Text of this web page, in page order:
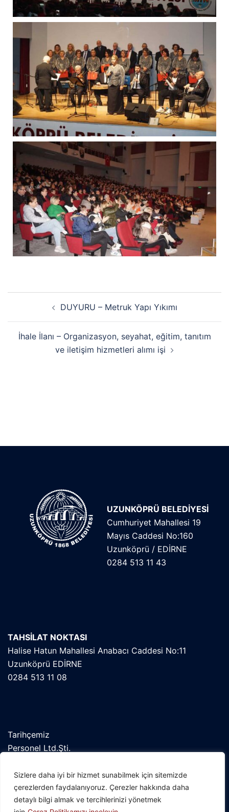
Sizlere daha iyi bir hizmet sunabilmek için sitemizde
çerezlerden faydalanıyoruz. Çerezler hakkında daha
detaylı bilgi almak ve tercihlerinizi yönetmek
DUYURU – Metruk Yapı Yıkımı
İhale İlanı – Organizasyon, seyahat, eğitim, tanıtım
ve iletişim hizmetleri alımı işi
UZUNKÖPRÜ BELEDİYESİ
Cumhuriyet Mahallesi 19
Mayıs Caddesi No:160
Uzunköprü / EDİRNE
0284 513 11 43
TAHSİLAT NOKTASI
Halise Hatun Mahallesi Anabacı Caddesi No:11
Uzunköprü EDİRNE
0284 513 11 08
Tarihçemiz
Personel Ltd.Şti.
Kent Konseyi